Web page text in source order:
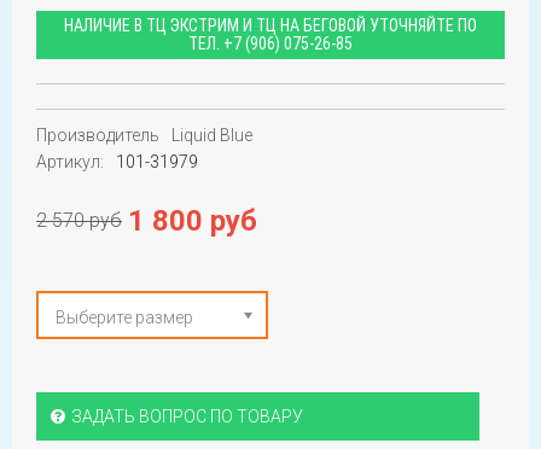
НАЛИЧИЕ В ТЦ ЭКСТРИМ И ТЦ НА БЕГОВОЙ УТОЧНЯЙТЕ ПО
ТЕЛ. +7 (906) 075-26-85
Производитель
Liquid Blue
Артикул:
101-31979
2 570 руб 1 800 руб
Выберите размер
ЗАДАТЬ ВОПРОС ПО ТОВАРУ